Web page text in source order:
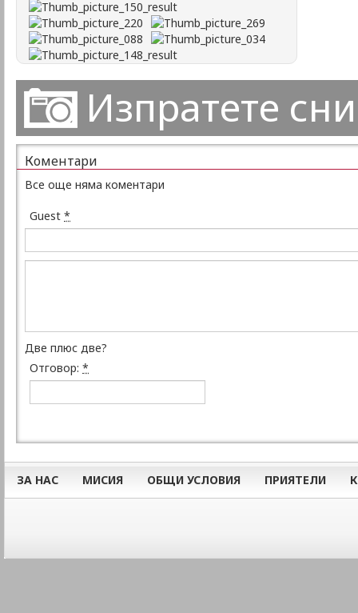
Изпратете
Коментари
Все още няма коментари
Guest *
Две плюс две?
Отговор: *
ЗА НАС МИСИЯ ОБЩИ УСЛОВИЯ ПРИЯТЕЛИ